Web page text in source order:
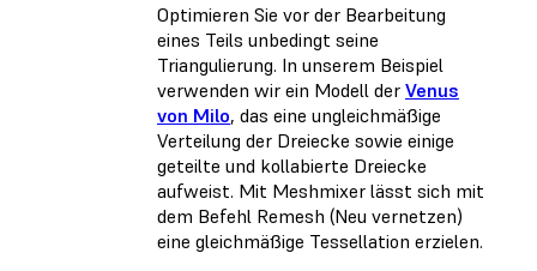
Optimieren Sie vor der Bearbeitung
eines Teils unbedingt seine
Triangulierung. In unserem Beispiel
verwenden wir ein Modell der Venus
von Milo, das eine ungleichmäßige
Verteilung der Dreiecke sowie einige
geteilte und kollabierte Dreiecke
aufweist. Mit Meshmixer lässt sich mit
dem Befehl Remesh (Neu vernetzen)
eine gleichmäßige Tessellation erzielen.